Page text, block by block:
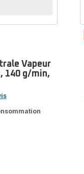
Vapeur
140 g/min,